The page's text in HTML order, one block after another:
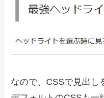
なので、CSSで見出し